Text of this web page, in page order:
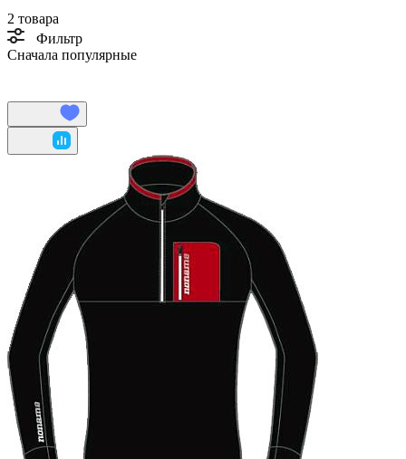
2 товара
Фильтр
Сначала популярные